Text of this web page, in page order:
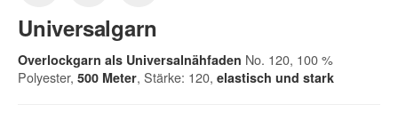
Universalgarn
Overlockgarn als Universalnähfaden No. 120, 100 %
Polyester, 500 Meter, Stärke: 120, elastisch und stark